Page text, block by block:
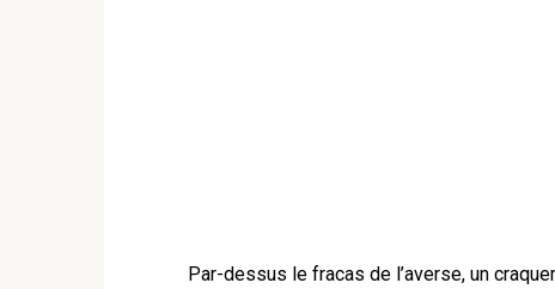
Par-dessus le fracas de l’averse, un